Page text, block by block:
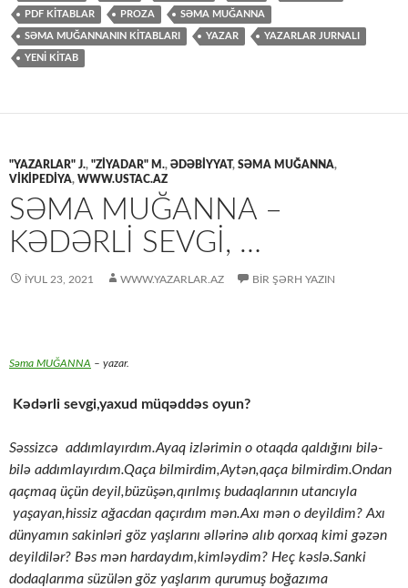
PDF KİTABLAR PROZA SƏMA MUĞANNA
SƏMA MUĞANNANIN KİTABLARI YAZAR YAZARLAR JURNALI
YENİ KİTAB
"YAZARLAR" J., "ZİYADAR" M., ƏDƏBİYYAT, SƏMA MUĞANNA,
VİKİPEDİYA, WWW.USTAC.AZ
SƏMA MUĞANNA –
KƏDƏRLİ SEVGİ, …
İYUL 23, 2021 WWW.YAZARLAR.AZ BIR ŞƏRH YAZIN
Səma MUĞANNA – yazar.
Kədərli sevgi,yaxud müqəddəs oyun?
Səssizcə addımlayırdım.Ayaq izlərimin o otaqda qaldığını bilə-
bilə addımlayırdım.Qaça bilmirdim,Aytən,qaça bilmirdim.Ondan
qaçmaq üçün deyil,büzüşən,qırılmış budaqlarının utancıyla
yaşayan,hissiz ağacdan qaçırdım mən.Axı mən o deyildim? Axı
dünyamın sakinləri göz yaşlarını əllərinə alıb qorxaq kimi gəzən
deyildilər? Bəs mən hardaydım,kimləydim? Heç kəslə.Sanki
dodaqlarıma süzülən göz yaşlarım qurumuş boğazıma